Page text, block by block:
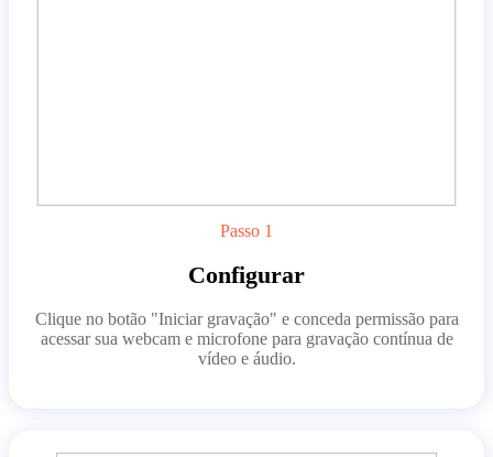
Passo 1
Configurar
Clique no botão "Iniciar gravação" e conceda permissão para
acessar sua webcam e microfone para gravação contínua de
vídeo e áudio.